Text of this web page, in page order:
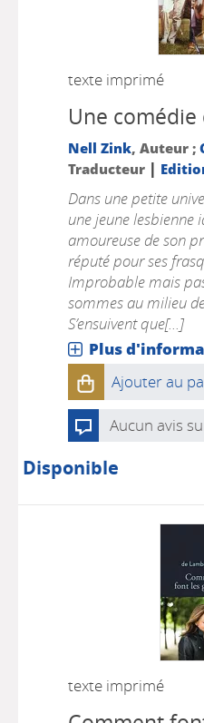
texte imprimé
Une
Nell Zink, Auteur ;
Traducteur |
Dans une petite
une jeune lesbienne
amoureuse de son
réputé pour ses
Improbable mais
sommes au milieu
S’ensuivent que[...]
Plus
Ajouter au
Aucun avis
Disponible
texte imprimé